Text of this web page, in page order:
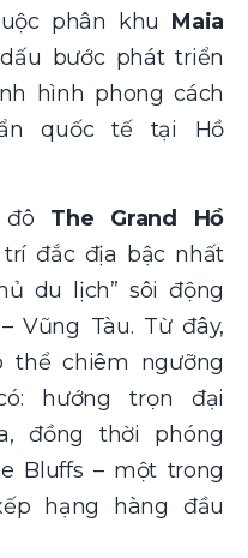
phân khu Maia
bước phát triển
hình phong cách
quốc tế tại Hồ
The Grand Hồ
đắc địa bậc nhất
du lịch” sôi động
Vũng Tàu. Từ đây,
thể chiêm ngưỡng
hướng trọn đại
đồng thời phóng
Bluffs – một trong
hạng hàng đầu